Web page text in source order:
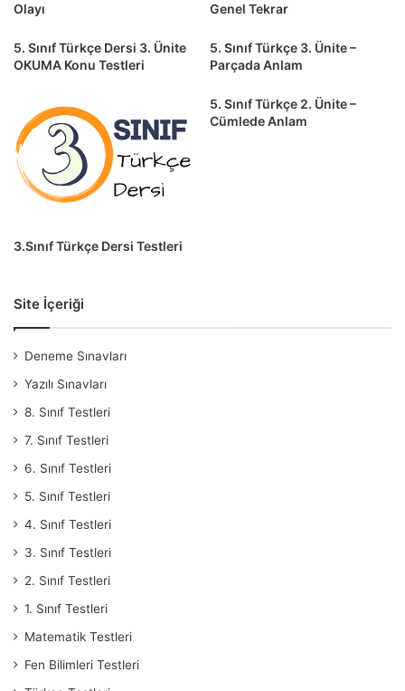
Olayı
Genel Tekrar
5. Sınıf Türkçe Dersi 3. Ünite
OKUMA Konu Testleri
5. Sınıf Türkçe 3. Ünite –
Parçada Anlam
3.Sınıf Türkçe Dersi Testleri
5. Sınıf Türkçe 2. Ünite –
Cümlede Anlam
Site İçeriği
Deneme Sınavları
Yazılı Sınavları
8. Sınıf Testleri
7. Sınıf Testleri
6. Sınıf Testleri
5. Sınıf Testleri
4. Sınıf Testleri
3. Sınıf Testleri
2. Sınıf Testleri
1. Sınıf Testleri
Matematik Testleri
Fen Bilimleri Testleri